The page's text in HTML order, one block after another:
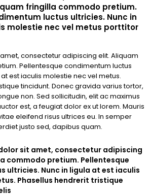
fringilla commodo pretium.
luctus ultricies. Nunc in
molestie nec vel metus porttitor
consectetur adipiscing elit. Aliquam
Pellentesque condimentum luctus
est iaculis molestie nec vel metus.
tincidunt. Donec gravida varius tortor,
non. Sed sollicitudin, elit ac maximus
est, a feugiat dolor ex ut lorem. Mauris
eleifend risus ultrices eu. In semper
justo sed, dapibus quam.
sit amet, consectetur adipiscing
commodo pretium. Pellentesque
ultricies. Nunc in ligula at est iaculis
Phasellus hendrerit tristique